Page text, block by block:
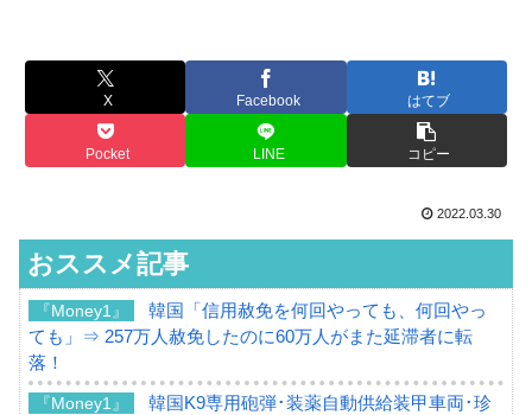
X Facebook はてブ
Pocket LINE コピー
2022.03.30
おススメ記事
『Money1』
韓国「信用赦免を何回やっても、何回やっ
ても」⇒ 257万人赦免したのに60万人がまた延滞者に転
落！
『Money1』
韓国K9専用砲弾･装薬自動供給装甲車両･珍